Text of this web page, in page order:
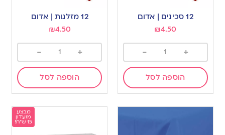
12 סכינים | אדום
₪4.50
+
-
הוספה לסל
12 מזלגות | אדום
₪4.50
+
-
הוספה לסל
מבצע
מועדון
15 ש"ח!